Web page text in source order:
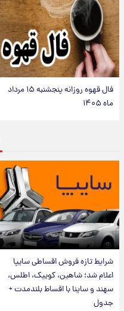
فال قهوه روزانه پنجشنبه ۱۵ مرداد
ماه ۱۴۰۵
شرایط تازه فروش اقساطی سایپا
اعلام شد؛ شاهین، کوییک، اطلس،
سهند و ساینا با اقساط بلندمدت +
جدول